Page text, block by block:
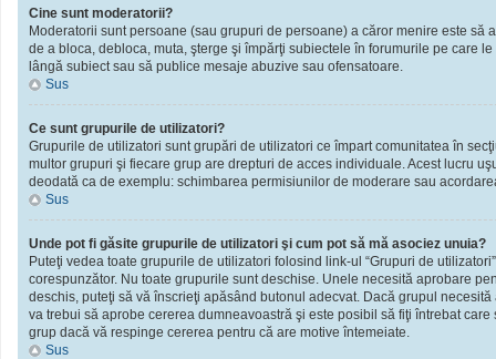
Cine sunt moderatorii?
Moderatorii sunt persoane (sau grupuri de persoane) a căror menire este
de a bloca, debloca, muta, şterge şi împărţi subiectele în forumurile pe care
lângă subiect sau să publice mesaje abuzive sau ofensatoare.
Sus
Ce sunt grupurile de utilizatori?
Grupurile de utilizatori sunt grupări de utilizatori ce împart comunitatea în
multor grupuri şi fiecare grup are drepturi de acces individuale. Acest lucru
deodată ca de exemplu: schimbarea permisiunilor de moderare sau
Sus
Unde pot fi găsite grupurile de utilizatori şi cum pot să mă asociez unuia?
Puteţi vedea toate grupurile de utilizatori folosind link-ul “Grupuri de
corespunzător. Nu toate grupurile sunt deschise. Unele necesită aprobare
deschis, puteţi să vă înscrieţi apăsând butonul adecvat. Dacă grupul
va trebui să aprobe cererea dumneavoastră şi este posibil să fiţi întrebat
grup dacă vă respinge cererea pentru că are motive întemeiate.
Sus